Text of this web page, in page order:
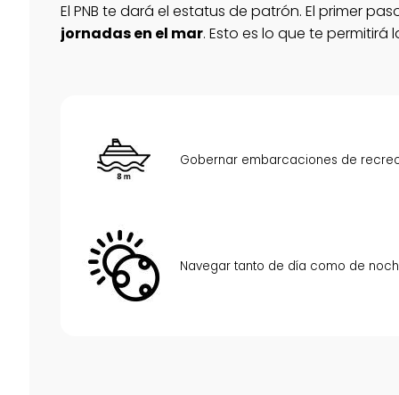
El PNB te dará el estatus de patrón. El primer
jornadas en el mar. Esto es lo que te permitirá
Gobernar embarcaciones de
Navegar tanto de día como de